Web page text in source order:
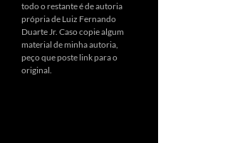
todo o restante é de autoria
própria de Luiz Fernando
Duarte Jr. Caso copie algum
material de minha autoria,
peço que poste link para o
original.